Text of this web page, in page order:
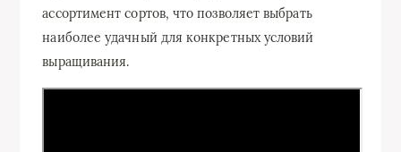
ассортимент сортов, что позволяет выбрать
наиболее удачный для конкретных условий
выращивания.